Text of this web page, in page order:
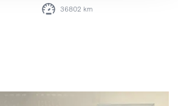
36802 km